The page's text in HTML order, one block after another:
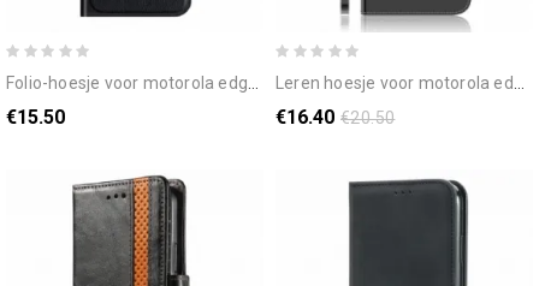
folio-hoesje voor motorola edge 20 klassiek lychee-effect
€15.50
leren hoesje voor motorola edge 20 spiegel van kunstleer
€16.40 €20.50